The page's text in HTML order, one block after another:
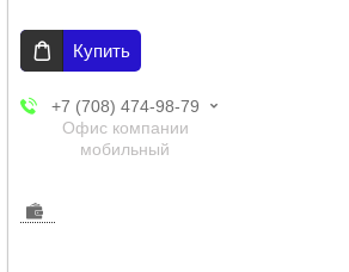
Купить
+7 (708) 474-98-79
Офис компании
мобильный